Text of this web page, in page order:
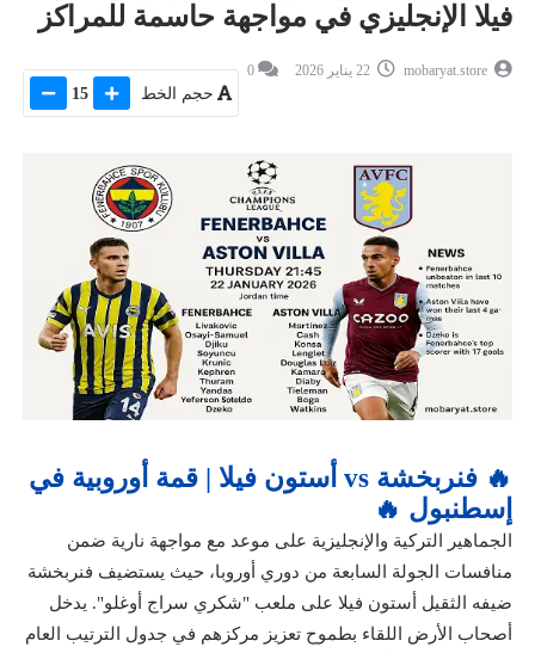
فيلا الإنجليزي في مواجهة حاسمة للمراكز
mobaryat.store
0
حجم الخط 15
🔥 فنربخشة vs أستون فيلا | قمة أوروبية في
إسطنبول 🔥
الجماهير التركية والإنجليزية على موعد مع مواجهة نارية ضمن
منافسات الجولة السابعة من دوري أوروبا، حيث يستضيف فنربخشة
ضيفه الثقيل أستون فيلا على ملعب "شكري سراج أوغلو". يدخل
أصحاب الأرض اللقاء بطموح تعزيز مركزهم في جدول الترتيب العام